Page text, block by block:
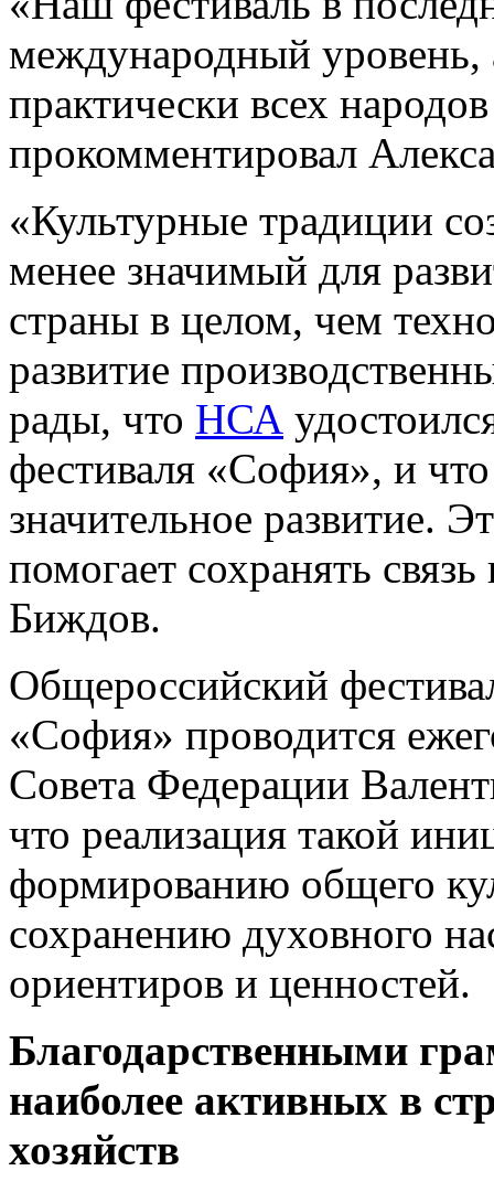
международный уровень,
практически всех
прокомментировал
«Культурные традиции
менее значимый для
страны в целом, чем
развитие
рады, что НСА
фестиваля «София», и
значительное развитие.
помогает сохранять
Биждов.
Общероссийский
«София» проводится
Совета Федерации
что реализация такой
формированию общего
сохранению духовного
ориентиров и ценностей.
Благодарственными
наиболее активных в
хозяйств